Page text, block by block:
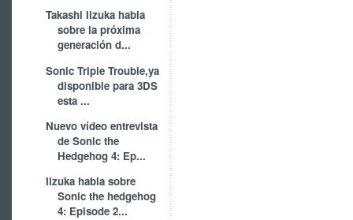
Takashi Iizuka habla
sobre la próxima
generación d...
Sonic Triple Trouble,ya
disponible para 3DS
esta ...
Nuevo vídeo entrevista
de Sonic the
Hedgehog 4: Ep...
Iizuka habla sobre
Sonic the hedgehog
4: Episode 2...